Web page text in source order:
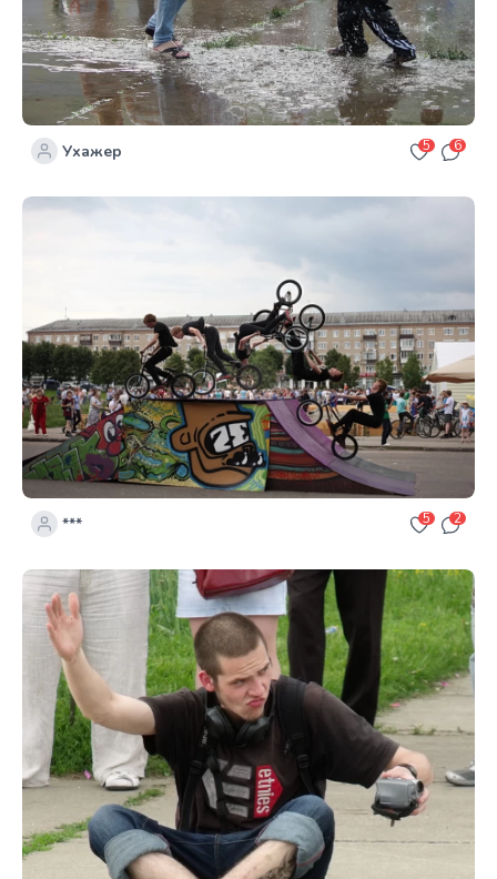
Ухажер 5 6
*** 5 2